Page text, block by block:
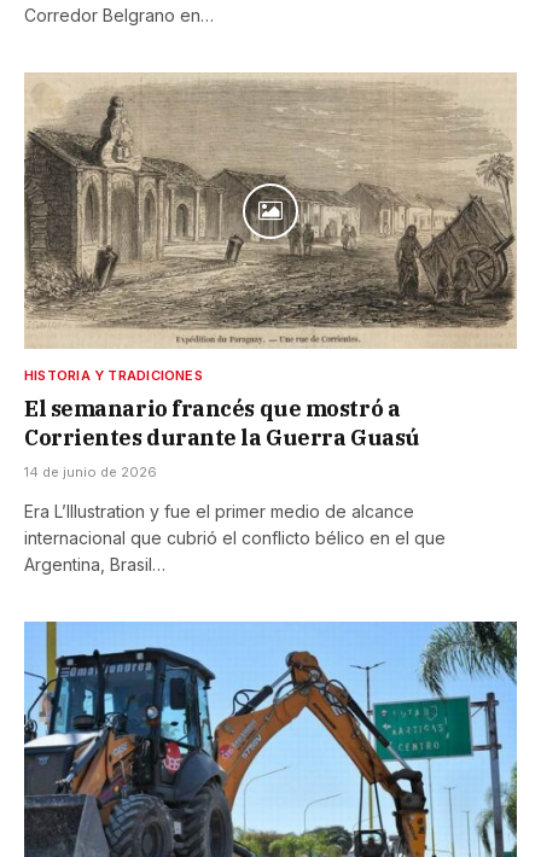
Corredor Belgrano en…
HISTORIA Y TRADICIONES
El semanario francés que mostró a
Corrientes durante la Guerra Guasú
14 de junio de 2026
Era L’Illustration y fue el primer medio de alcance
internacional que cubrió el conflicto bélico en el que
Argentina, Brasil…